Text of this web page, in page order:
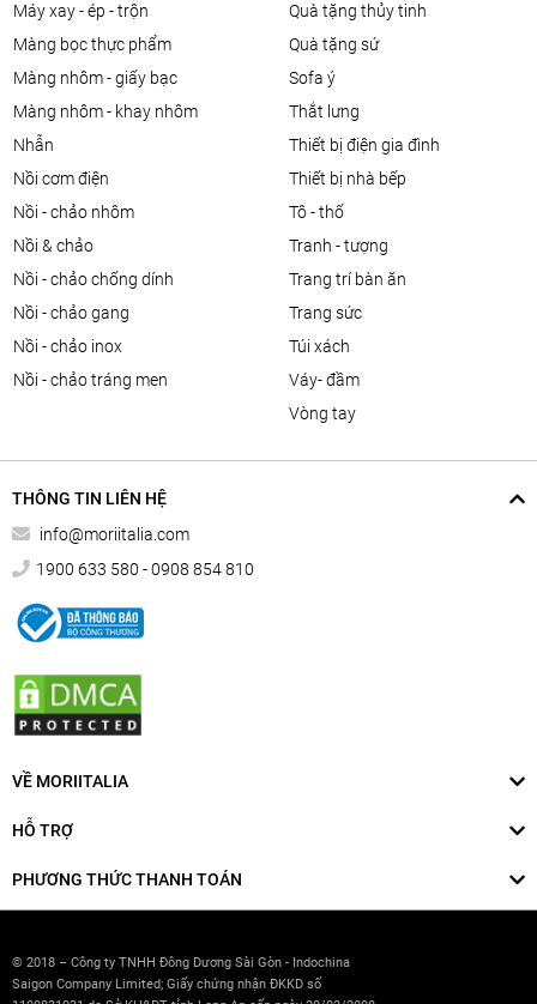
máy xay - ép - trộn
màng bọc thực phẩm
màng nhôm - giấy bạc
màng nhôm - khay nhôm
nhẫn
nồi cơm điện
nồi - chảo nhôm
nồi & chảo
nồi - chảo chống dính
nồi - chảo gang
nồi - chảo inox
nồi - chảo tráng men
quà tặng thủy tinh
quà tặng sứ
sofa ý
thắt lưng
thiết bị điện gia đình
thiết bị nhà bếp
tô - thố
tranh - tượng
trang trí bàn ăn
trang sức
túi xách
váy- đầm
vòng tay
THÔNG TIN LIÊN HỆ
info@moriitalia.com
1900 633 580 - 0908 854 810
VỀ MORIITALIA
HỖ TRỢ
PHƯƠNG THỨC THANH TOÁN
© 2018 – Công ty TNHH Đông Dương Sài Gòn - Indochina
Saigon Company Limited; Giấy chứng nhận ĐKKD số